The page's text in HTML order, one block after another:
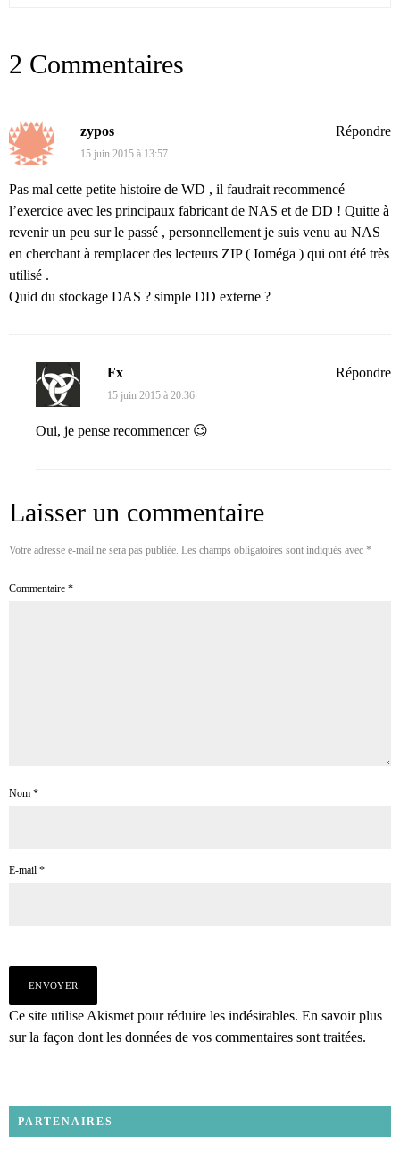
2 Commentaires
zypos
15 juin 2015 à 13:57
Pas mal cette petite histoire de WD , il faudrait recommencé
l’exercice avec les principaux fabricant de NAS et de DD ! Quitte à
revenir un peu sur le passé , personnellement je suis venu au NAS
en cherchant à remplacer des lecteurs ZIP ( Ioméga ) qui ont été très
utilisé .
Quid du stockage DAS ? simple DD externe ?
Répondre
Fx
15 juin 2015 à 20:36
Oui, je pense recommencer 😉
Répondre
Laisser un commentaire
Votre adresse e-mail ne sera pas publiée. Les champs obligatoires sont indiqués avec *
Commentaire *
Nom *
E-mail *
Ce site utilise Akismet pour réduire les indésirables. En savoir plus
sur la façon dont les données de vos commentaires sont traitées.
PARTENAIRES